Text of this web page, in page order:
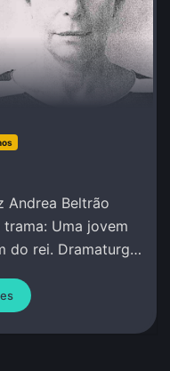
Andrea Beltrão
Uma jovem
do rei. Dramaturgia